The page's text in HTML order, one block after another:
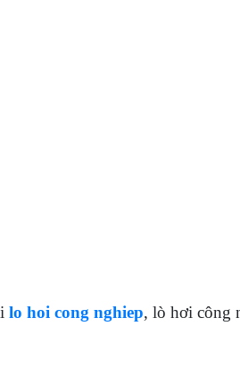
lo hoi cong nghiep, lò hơi công